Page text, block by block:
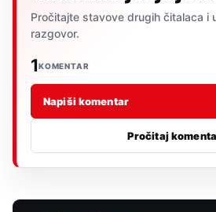
Pročitajte stavove drugih čitalaca i
razgovor.
1KOMENTAR
Napiši komentar
Pročitaj